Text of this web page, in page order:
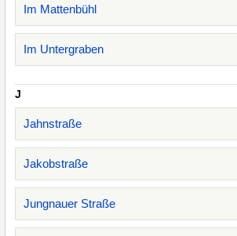
Im Mattenbühl
Im Untergraben
J
Jahnstraße
Jakobstraße
Jungnauer Straße